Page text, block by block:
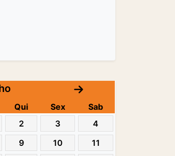
Qui Sex
Sab
2 3
4
9 10
11